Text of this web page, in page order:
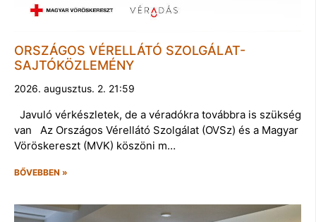
ORSZÁGOS VÉRELLÁTÓ SZOLGÁLAT-
SAJTÓKÖZLEMÉNY
2026. augusztus. 2. 21:59
Javuló vérkészletek, de a véradókra továbbra is szükség
van Az Országos Vérellátó Szolgálat (OVSz) és a Magyar
Vöröskereszt (MVK) köszöni m…
BŐVEBBEN »